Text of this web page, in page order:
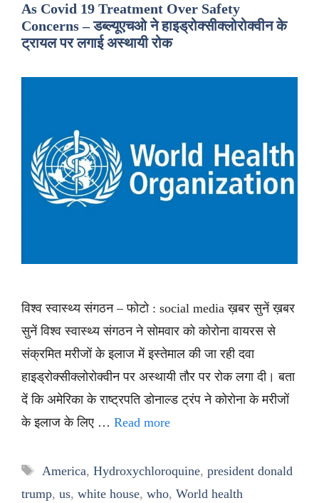
As Covid 19 Treatment Over Safety
Concerns – डब्ल्यूएचओ ने हाइड्रोक्सीक्लोरोक्वीन के
ट्रायल पर लगाई अस्थायी रोक
विश्व स्वास्थ्य संगठन – फोटो : social media ख़बर सुनें ख़बर
सुनें विश्व स्वास्थ्य संगठन ने सोमवार को कोरोना वायरस से
संक्रमित मरीजों के इलाज में इस्तेमाल की जा रही दवा
हाइड्रोक्सीक्लोरोक्वीन पर अस्थायी तौर पर रोक लगा दी। बता
दें कि अमेरिका के राष्ट्रपति डोनाल्ड ट्रंप ने कोरोना के मरीजों
के इलाज के लिए … Read more
Tags
America, Hydroxychloroquine, president donald
trump, us, white house, who, World health